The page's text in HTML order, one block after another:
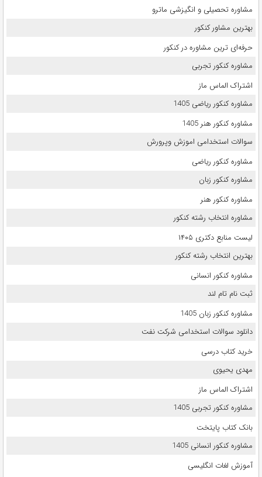
مشاوره تحصیلی و انگیزشی ماترو
بهترین مشاور کنکور
حرفه‌ای ترین مشاوره در کنکور
مشاوره کنکور تجربی
اشتراک الماس ماز
مشاوره کنکور ریاضی 1405
مشاوره کنکور هنر 1405
سوالات استخدامی اموزش وپرورش
مشاوره کنکور ریاضی
مشاوره کنکور زبان
مشاوره کنکور هنر
مشاوره انتخاب رشته کنکور
لیست منابع دکتری ۱۴۰۵
بهترین انتخاب رشته کنکور
مشاوره کنکور انسانی
ثبت نام تام لند
مشاوره کنکور زبان 1405
دانلود سوالات استخدامی شرکت نفت
خرید کتاب درسی
مهدی یحیوی
اشتراک الماس ماز
مشاوره کنکور تجربی 1405
بانک کتاب پایتخت
مشاوره کنکور انسانی 1405
آموزش لغات انگلیسی